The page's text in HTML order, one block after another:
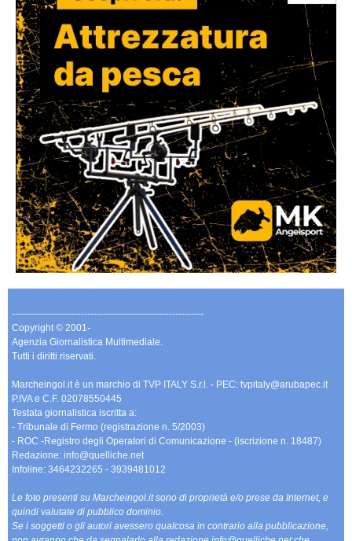
-------------------------------------------------------------
Copyright © 2001-
Agenzia Giornalistica Multimediale.
Tutti i diritti riservati.
Marcheingol.it è un marchio di TVP ITALY S.r.l. - PEC: tvpitaly@arubapec.it
P.IVA e C.F. 02078550445
Testata giornalistica iscritta a:
- Tribunale di Fermo (registrazione n. 5/2003)
- ROC -Registro degli Operatori di Comunicazione - (iscrizione n. 18487)
Redazione: info@quelliche.net
Infoline: 3464232265 - 3939481012
Le foto presenti su Marcheingol.it sono di proprietà e/o prese da Internet, e
quindi valutate di pubblico dominio.
Se i soggetti o gli autori avessero qualcosa in contrario alla pubblicazione,